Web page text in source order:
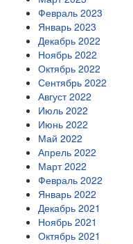
Февраль 2023
Январь 2023
Декабрь 2022
Ноябрь 2022
Октябрь 2022
Сентябрь 2022
Август 2022
Июль 2022
Июнь 2022
Май 2022
Апрель 2022
Март 2022
Февраль 2022
Январь 2022
Декабрь 2021
Ноябрь 2021
Октябрь 2021